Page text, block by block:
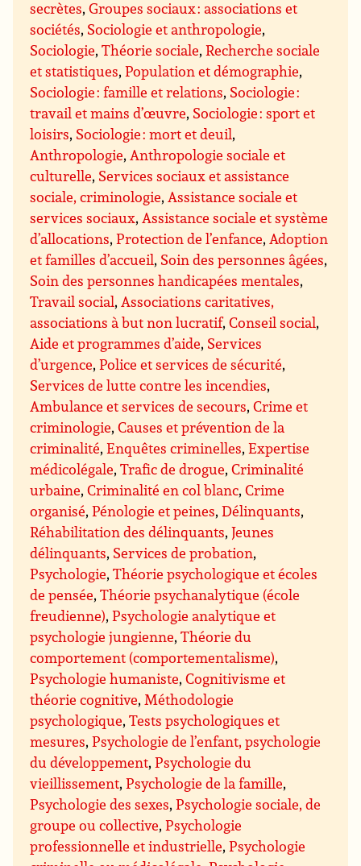
secrètes,Groupes sociaux : associations et
sociétés, Sociologie et anthropologie,
Sociologie,Théorie sociale,Recherche sociale
et statistiques,Population et démographie,
Sociologie : famille et relations, Sociologie :
travail et mains d’œuvre, Sociologie : sport et
loisirs, Sociologie : mort et deuil,
Anthropologie,Anthropologie sociale et
culturelle, Services sociaux et assistance
sociale, criminologie,Assistance sociale et
services sociaux,Assistance sociale et système
d’allocations,Protection de l’enfance,Adoption
et familles d’accueil, Soin des personnes âgées,
Soin des personnes handicapées mentales,
Travail social,Associations caritatives,
associations à but non lucratif,Conseil social,
Aide et programmes d’aide, Services
d’urgence,Police et services de sécurité,
Services de lutte contre les incendies,
Ambulance et services de secours,Crime et
criminologie,Causes et prévention de la
criminalité,Enquêtes criminelles,Expertise
médicolégale,Trafic de drogue,Criminalité
urbaine,Criminalité en col blanc,Crime
organisé,Pénologie et peines,Délinquants,
Réhabilitation des délinquants,Jeunes
délinquants, Services de probation,
Psychologie,Théorie psychologique et écoles
de pensée,Théorie psychanalytique (école
freudienne),Psychologie analytique et
psychologie jungienne,Théorie du
comportement (comportementalisme),
Psychologie humaniste,Cognitivisme et
théorie cognitive,Méthodologie
psychologique,Tests psychologiques et
mesures,Psychologie de l’enfant, psychologie
du développement,Psychologie du
vieillissement,Psychologie de la famille,
Psychologie des sexes,Psychologie sociale, de
groupe ou collective,Psychologie
professionnelle et industrielle,Psychologie